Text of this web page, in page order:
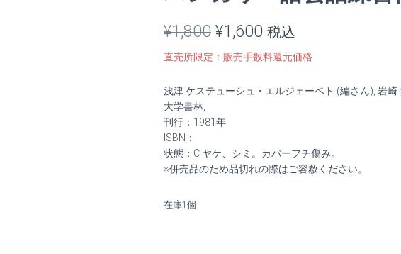
¥1,800 元
の
¥1,800
¥1,600 現
在
の
は
税込
直売所限定：販売手数料還元価格
浅津 ケステューシュ・エルジェーベト (編さん), 岩崎
大学書林,
刊行：1981年
ISBN：-
状態：C ヤケ、シミ。カバーフチ傷み。
※併売品のため品切れの際はご容赦ください。
在庫1個